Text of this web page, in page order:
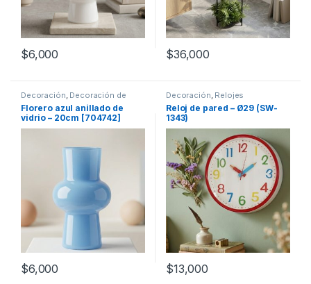
$6,000 $36,000
Decoración, Decoración de
mesas
Florero azul anillado de
vidrio – 20cm [704742]
$6,000
Decoración, Relojes
Reloj de pared – Ø29 (SW-
1343)
$13,000